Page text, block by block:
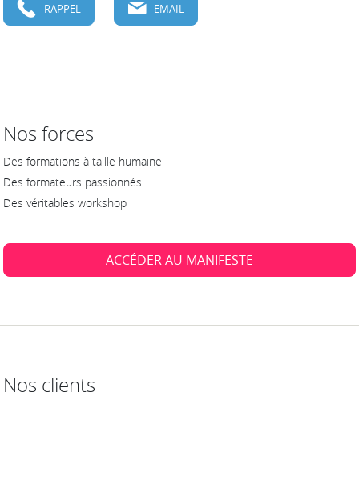
RAPPEL EMAIL
Nos forces
Des formations à taille humaine
Des formateurs passionnés
Des véritables workshop
ACCÉDER AU MANIFESTE
Nos clients